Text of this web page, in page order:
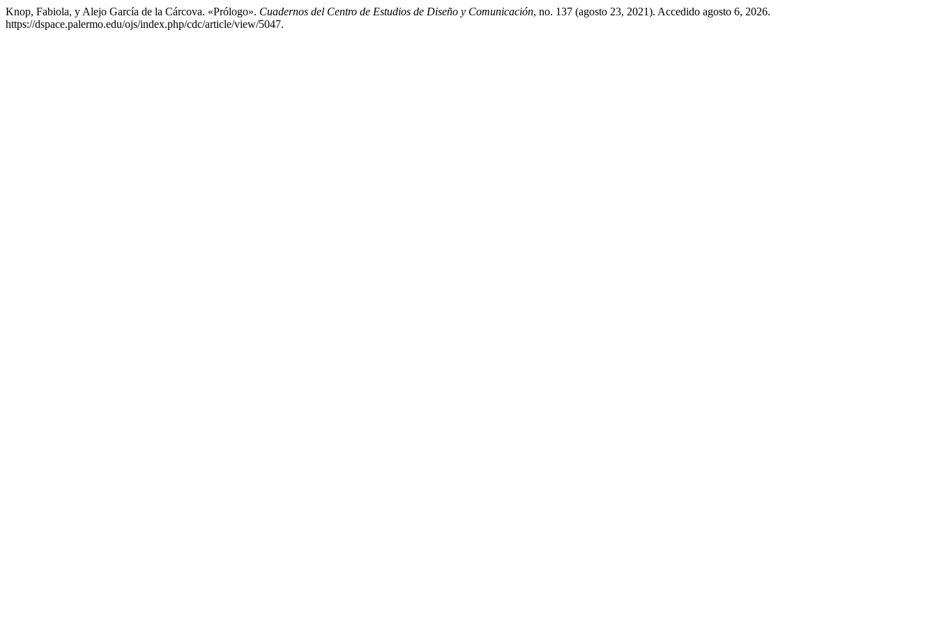
Knop, Fabiola, y Alejo García de la Cárcova. «Prólogo». Cuadernos del Centro de Estudios de Diseño y Comunicación, no. 137 (agosto 23, 2021). Accedido agosto 6, 2026.
https://dspace.palermo.edu/ojs/index.php/cdc/article/view/5047.